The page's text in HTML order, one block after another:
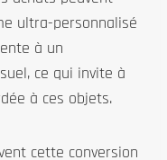
ultra-personnalisé
à un
ce qui invite à
à ces objets.
cette conversion